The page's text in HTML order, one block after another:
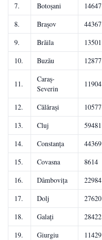
7. Botoșani 14647
8.
Brașov 44367
9.
Brăila 13501
10.
Buzău 12877
11.
Caraș-
Severin
11904
12. Călărași 10577
13.
Cluj 59481
14.
Constanța 44369
15.
Covasna 8614
16.
Dâmbovița 22984
17.
Dolj 27620
18.
Galați 28422
19.
Giurgiu 11429